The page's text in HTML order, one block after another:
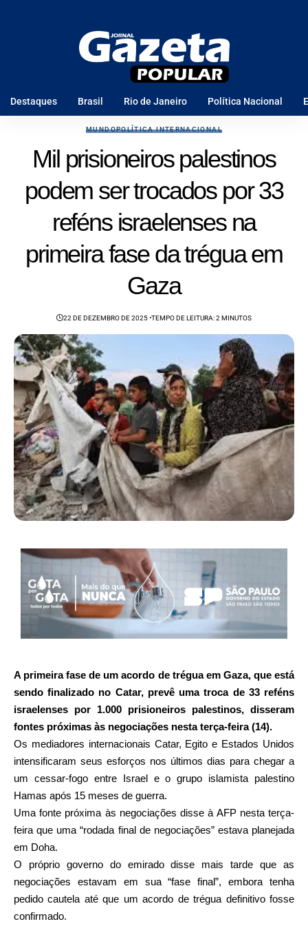
Destaques Brasil Rio de Janeiro Política Nacional
MUNDOPOLÍTICA INTERNACIONAL
Mil prisioneiros palestinos
podem ser trocados por 33
reféns israelenses na
primeira fase da trégua em
Gaza
22 DE DEZEMBRO DE 2025 TEMPO DE LEITURA: 2 MINUTOS
A primeira fase de um acordo de trégua em Gaza, que está
sendo finalizado no Catar, prevê uma troca de 33 reféns
israelenses por 1.000 prisioneiros palestinos, disseram
fontes próximas às negociações nesta terça-feira (14).
Os mediadores internacionais Catar, Egito e Estados Unidos
intensificaram seus esforços nos últimos dias para chegar a
um cessar-fogo entre Israel e o grupo islamista palestino
Hamas após 15 meses de guerra.
Uma fonte próxima às negociações disse à AFP nesta terça-
feira que uma “rodada final de negociações” estava planejada
em Doha.
O próprio governo do emirado disse mais tarde que as
negociações estavam em sua “fase final”, embora tenha
pedido cautela até que um acordo de trégua definitivo fosse
confirmado.